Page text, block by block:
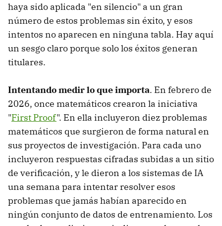
haya sido aplicada "en silencio" a un gran
número de estos problemas sin éxito, y esos
intentos no aparecen en ninguna tabla. Hay aquí
un sesgo claro porque solo los éxitos generan
titulares.
Intentando medir lo que importa. En febrero de
2026, once matemáticos crearon la iniciativa
"First Proof". En ella incluyeron diez problemas
matemáticos que surgieron de forma natural en
sus proyectos de investigación. Para cada uno
incluyeron respuestas cifradas subidas a un sitio
de verificación, y le dieron a los sistemas de IA
una semana para intentar resolver esos
problemas que jamás habían aparecido en
ningún conjunto de datos de entrenamiento. Los